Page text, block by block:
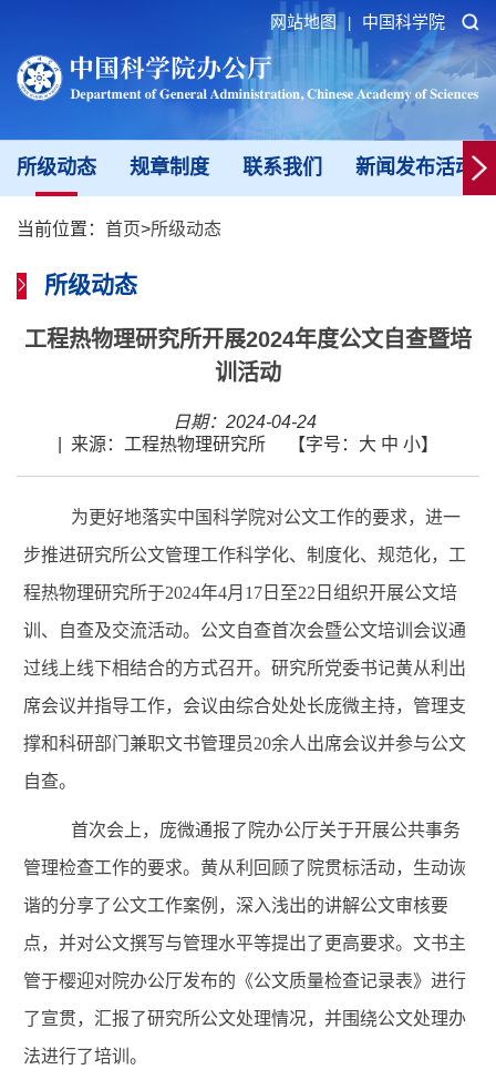
网站地图 中国科学院
所级动态 规章制度 联系我们 新闻发布活动
当前位置： 首页>所级动态
所级动态
工程热物理研究所开展2024年度公文自查暨培
训活动
日期：2024-04-24
来源：工程热物理研究所 【字号： 大 中 小】
为更好地落实中国科学院对公文工作的要求，进一
步推进研究所公文管理工作科学化、制度化、规范化， 工
程热物理研究所于2024年4月17日至22日组织开展公文培
训、自查及交流活动。公文自查首次会暨公文培训会议通
过线上线下相结合的方式召开。研究所党委书记黄从利出
席会议并指导工作，会议由综合处处长庞微主持，管理支
撑和科研部门兼职文书管理员20余人出席会议并参与公文
自查。
首次会上，庞微通报了院办公厅关于开展公共事务
管理检查工作的要求。黄从利回顾了院贯标活动，生动诙
谐的分享了公文工作案例，深入浅出的讲解公文审核要
点，并对公文撰写与管理水平等提出了更高要求。文书主
管于樱迎对院办公厅发布的《公文质量检查记录表》进行
了宣贯，汇报了研究所公文处理情况，并围绕公文处理办
法进行了培训。